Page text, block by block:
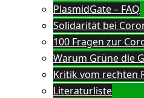
PlasmidGate – FAQ
Solidarität bei
100 Fragen zur
Warum Grüne die
Kritik vom rechten
Literaturliste